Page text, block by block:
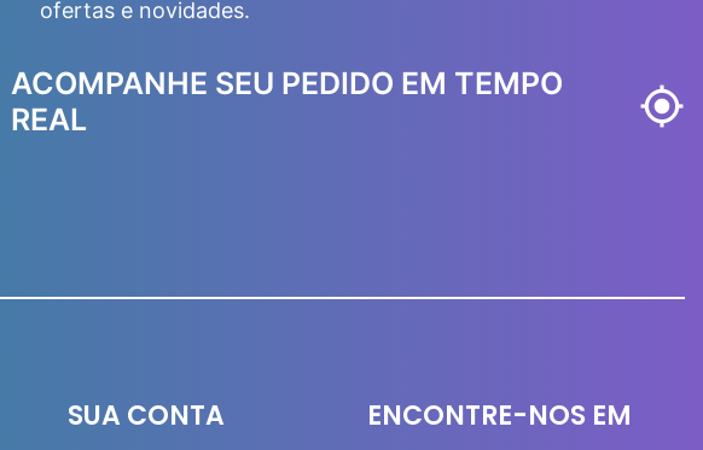
ofertas e novidades.
ACOMPANHE SEU PEDIDO EM TEMPO
REAL
my_location
SUA CONTA ENCONTRE-NOS EM